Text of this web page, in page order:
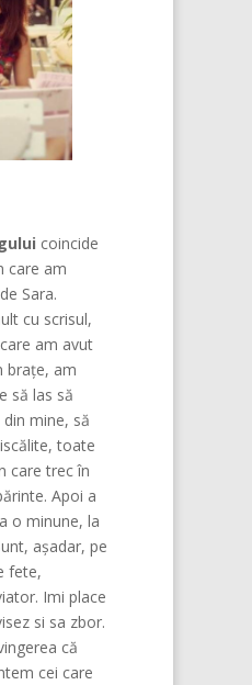
coincide
care am
Sara.
cu scrisul,
am avut
brațe, am
să las să
mine, să
toate
care trec în
Apoi a
o minune, la
așadar, pe
fete,
Imi place
si sa zbor.
că
cei care